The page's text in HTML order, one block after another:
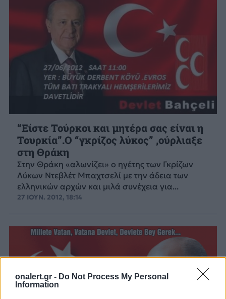
onalert.gr - Do Not Process My Personal
Information
“Είστε Τούρκοι και μητέρα σας είναι η
Τουρκία”.Ο “γκρίζος λύκος” ,ούρλιαξε
στη Θράκη
Στην Θράκη «αλωνίζει» ο ηγέτης των Γκρίζων
Λύκων Ντεβλέτ Μπαχτσελί με την άδεια των
ελληνικών αρχών και μιλά συνέχεια για...
27 ΙΟΥΝ. 2012, 18:14